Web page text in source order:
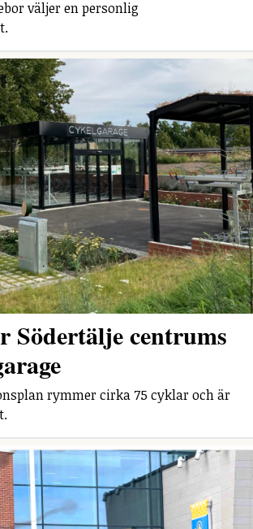
väljer en personlig
Södertälje centrums
rymmer cirka 75 cyklar och är